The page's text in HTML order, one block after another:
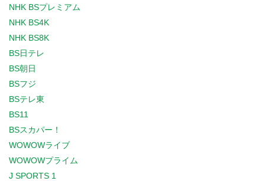
NHK BSプレミアム
NHK BS4K
NHK BS8K
BS日テレ
BS朝日
BSフジ
BSテレ東
BS11
BSスカパー！
WOWOWライブ
WOWOWプライム
J SPORTS 1